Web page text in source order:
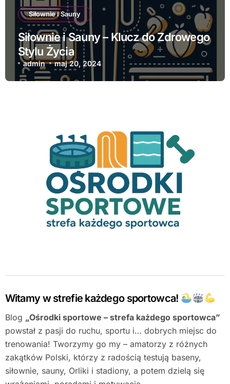
Siłownie I Sauny
Siłownie i Sauny – Klucz do Zdrowego
Stylu Życia
admin maj 20, 2024
Witamy w strefie każdego sportowca!
Blog „Ośrodki sportowe – strefa każdego sportowca”
powstał z pasji do ruchu, sportu i… dobrych miejsc do
trenowania! Tworzymy go my – amatorzy z różnych
zakątków Polski, którzy z radością testują baseny,
siłownie, sauny, Orliki i stadiony, a potem dzielą się